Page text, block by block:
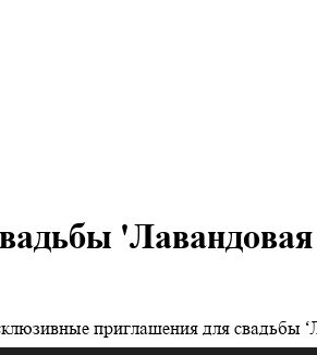
приглашения для свадьбы